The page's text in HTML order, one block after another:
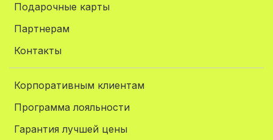
Подарочные карты
Партнерам
Контакты
Корпоративным клиентам
Программа лояльности
Гарантия лучшей цены